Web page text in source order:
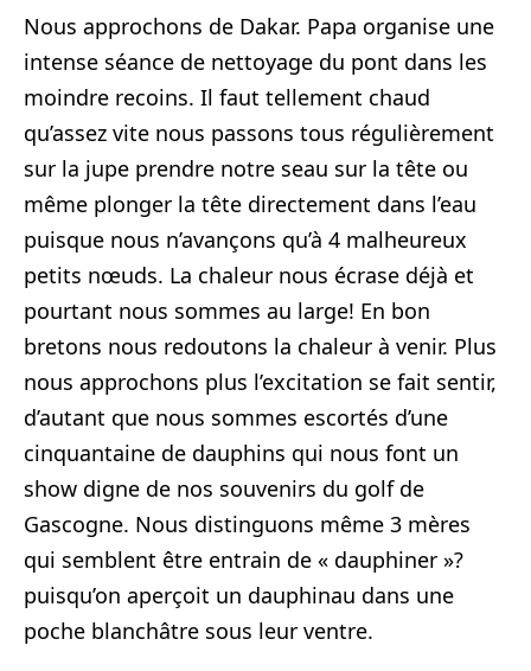
Nous approchons de Dakar. Papa organise une
intense séance de nettoyage du pont dans les
moindre recoins. Il faut tellement chaud
qu’assez vite nous passons tous régulièrement
sur la jupe prendre notre seau sur la tête ou
même plonger la tête directement dans l’eau
puisque nous n’avançons qu’à 4 malheureux
petits nœuds. La chaleur nous écrase déjà et
pourtant nous sommes au large! En bon
bretons nous redoutons la chaleur à venir. Plus
nous approchons plus l’excitation se fait sentir,
d’autant que nous sommes escortés d’une
cinquantaine de dauphins qui nous font un
show digne de nos souvenirs du golf de
Gascogne. Nous distinguons même 3 mères
qui semblent être entrain de « dauphiner »?
puisqu’on aperçoit un dauphinau dans une
poche blanchâtre sous leur ventre.